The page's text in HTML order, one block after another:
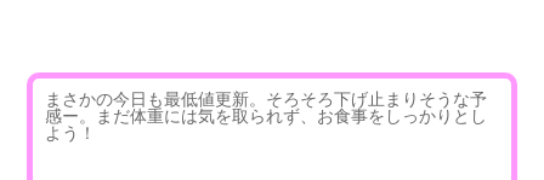
まさかの今日も最低値更新。そろそろ下げ止まりそうな予
感ー。まだ体重には気を取られず、お食事をしっかりとし
よう！